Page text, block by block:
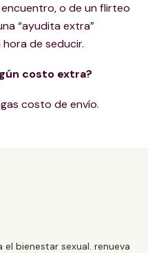
o de un flirteo
“ayudita extra”
de seducir.
costo extra?
costo de envío.
bienestar sexual. renueva